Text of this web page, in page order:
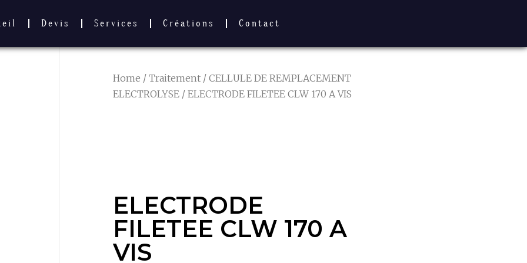
Devis Services Créations Contact
Home / Traitement / CELLULE DE REMPLACEMENT
ELECTROLYSE / ELECTRODE FILETEE CLW 170 A VIS
ELECTRODE
FILETEE CLW 170 A
VIS